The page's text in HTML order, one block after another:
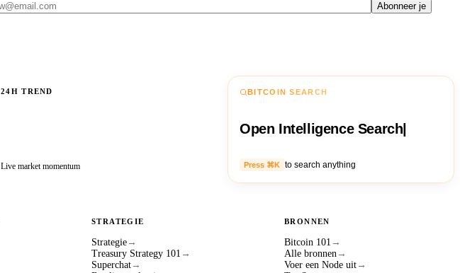
Abonneer je
24H TREND
Live market momentum
BITCOIN SEARCH
Open Intelligence Search
Press ⌘K to search anything
STRATEGIE
Strategie →
Treasury Strategy 101 →
Superchat →
BRONNEN
Bitcoin 101 →
Alle bronnen →
Voer een Node uit →